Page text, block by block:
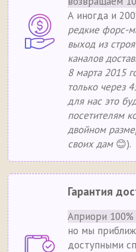
А иногда и
редкие форс-
выход из
каналов
8 марта 2015
только через
для нас это
посетителям
двойном
своих дам😊).
Гарантия
Априори
но мы
доступными